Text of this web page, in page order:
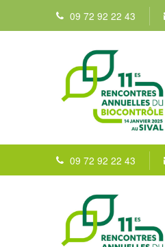
09 72 92 22 43
09 72 92 22 43